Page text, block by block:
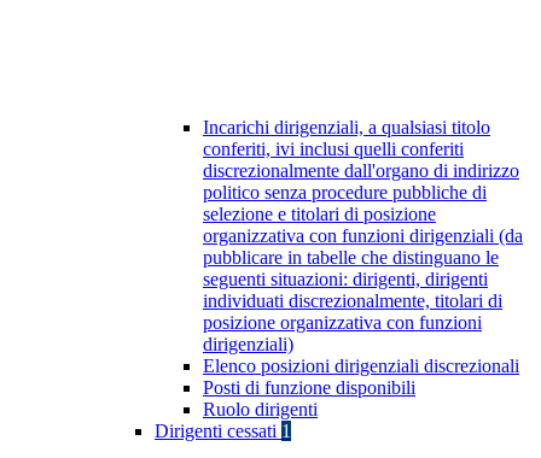
Incarichi dirigenziali, a qualsiasi titolo
conferiti, ivi inclusi quelli conferiti
discrezionalmente dall'organo di indirizzo
politico senza procedure pubbliche di
selezione e titolari di posizione
organizzativa con funzioni dirigenziali (da
pubblicare in tabelle che distinguano le
seguenti situazioni: dirigenti, dirigenti
individuati discrezionalmente, titolari di
posizione organizzativa con funzioni
dirigenziali)
Elenco posizioni dirigenziali discrezionali
Posti di funzione disponibili
Ruolo dirigenti
Dirigenti cessati 1